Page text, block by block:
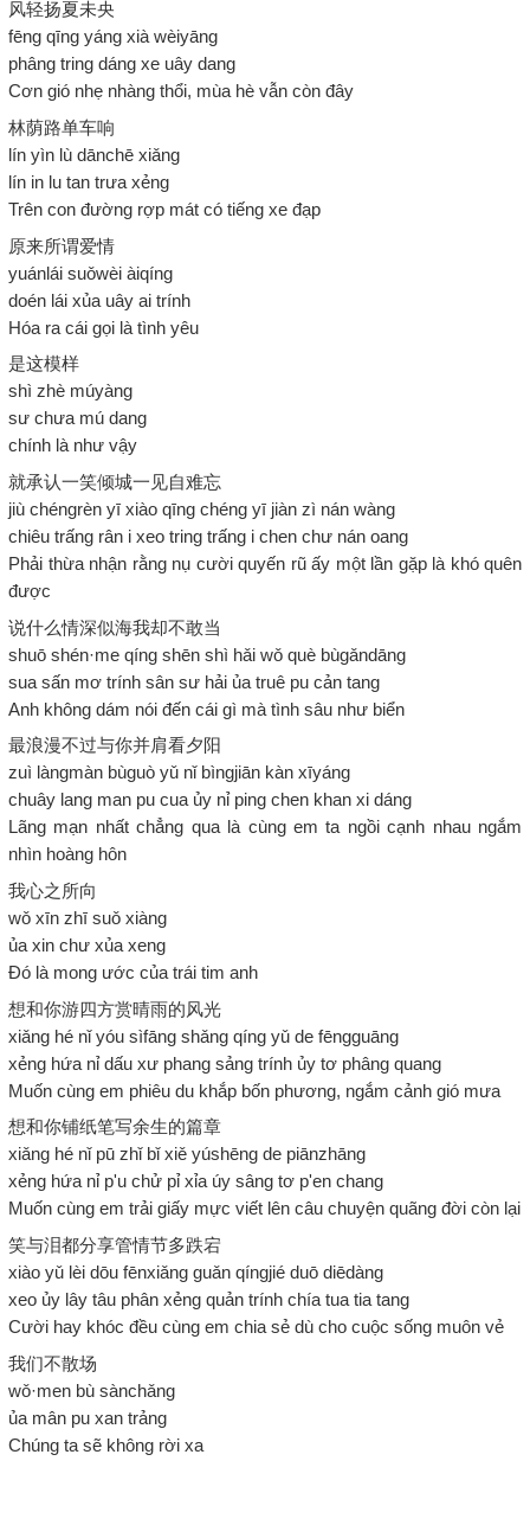
风轻扬夏未央
fēng qīng yáng xià wèiyāng
phâng tring dáng xe uây dang
Cơn gió nhẹ nhàng thổi, mùa hè vẫn còn đây
林荫路单车响
lín yìn lù dānchē xiǎng
lín in lu tan trưa xẻng
Trên con đường rợp mát có tiếng xe đạp
原来所谓爱情
yuánlái suǒwèi àiqíng
doén lái xủa uây ai trính
Hóa ra cái gọi là tình yêu
是这模样
shì zhè múyàng
sư chưa mú dang
chính là như vậy
就承认一笑倾城一见自难忘
jiù chéngrèn yī xiào qīng chéng yī jiàn zì nán wàng
chiêu trấng rân i xeo tring trấng i chen chư nán oang
Phải thừa nhận rằng nụ cười quyến rũ ấy một lần gặp là khó quên
được
说什么情深似海我却不敢当
shuō shén·me qíng shēn shì hǎi wǒ què bùgǎndāng
sua sấn mơ trính sân sư hải ủa truê pu cản tang
Anh không dám nói đến cái gì mà tình sâu như biển
最浪漫不过与你并肩看夕阳
zuì làngmàn bùguò yǔ nǐ bìngjiān kàn xīyáng
chuây lang man pu cua ủy nỉ ping chen khan xi dáng
Lãng mạn nhất chẳng qua là cùng em ta ngồi cạnh nhau ngắm
nhìn hoàng hôn
我心之所向
wǒ xīn zhī suǒ xiàng
ủa xin chư xủa xeng
Đó là mong ước của trái tim anh
想和你游四方赏晴雨的风光
xiǎng hé nǐ yóu sìfāng shǎng qíng yǔ de fēngguāng
xẻng hứa nỉ dấu xư phang sảng trính ủy tơ phâng quang
Muốn cùng em phiêu du khắp bốn phương, ngắm cảnh gió mưa
想和你铺纸笔写余生的篇章
xiǎng hé nǐ pū zhǐ bǐ xiě yúshēng de piānzhāng
xẻng hứa nỉ p'u chử pỉ xỉa úy sâng tơ p'en chang
Muốn cùng em trải giấy mực viết lên câu chuyện quãng đời còn lại
笑与泪都分享管情节多跌宕
xiào yǔ lèi dōu fēnxiǎng guǎn qíngjié duō diēdàng
xeo ủy lây tâu phân xẻng quản trính chía tua tia tang
Cười hay khóc đều cùng em chia sẻ dù cho cuộc sống muôn vẻ
我们不散场
wǒ·men bù sànchǎng
ủa mân pu xan trảng
Chúng ta sẽ không rời xa